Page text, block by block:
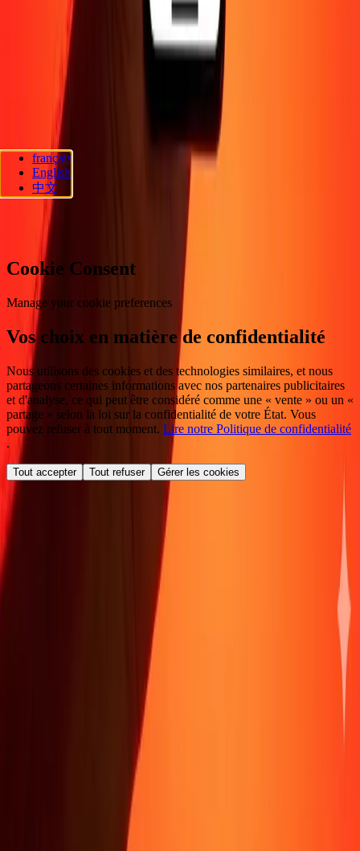
Politique de confidentialité
Avis sur les cookies
Promotion Prévention de la fraudeCentre d'aide
d'accessibilité
Suivez-nous
Ria Lithuania UAB. © 2026 Dandelion Payments, Inc. Tous droits
réservés.
Préférences en matière de cookies
français
English
中文
Cookie Consent
Manage your cookie preferences
Vos choix en matière de confidentialité
Nous utilisons des cookies et des technologies similaires, et nous
partageons certaines informations avec nos partenaires publicitaires
et d'analyse, ce qui peut être considéré comme une « vente » ou un «
partage » selon la loi sur la confidentialité de votre État. Vous
pouvez refuser à tout moment. Lire notre Politique de confidentialité
.
Tout accepter Tout refuser Gérer les cookies